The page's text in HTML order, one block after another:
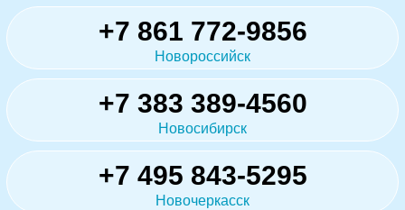
+7 861 772-9856
Новороссийск
+7 383 389-4560
Новосибирск
+7 495 843-5295
Новочеркасск